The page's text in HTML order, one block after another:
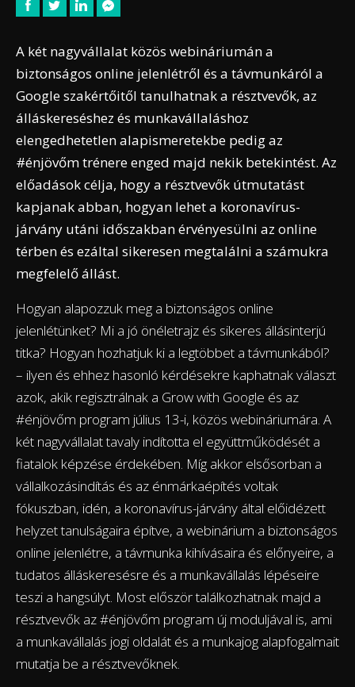
A két nagyvállalat közös webináriumán a
biztonságos online jelenlétről és a távmunkáról a
Google szakértőitől tanulhatnak a résztvevők, az
álláskereséshez és munkavállaláshoz
elengedhetetlen alapismeretekbe pedig az
#énjövőm trénere enged majd nekik betekintést. Az
előadások célja, hogy a résztvevők útmutatást
kapjanak abban, hogyan lehet a koronavírus-
járvány utáni időszakban érvényesülni az online
térben és ezáltal sikeresen megtalálni a számukra
megfelelő állást.
Hogyan alapozzuk meg a biztonságos online
jelenlétünket? Mi a jó önéletrajz és sikeres állásinterjú
titka? Hogyan hozhatjuk ki a legtöbbet a távmunkából?
– ilyen és ehhez hasonló kérdésekre kaphatnak választ
azok, akik regisztrálnak a Grow with Google és az
#énjövőm program július 13-i, közös webináriumára. A
két nagyvállalat tavaly indította el együttműködését a
fiatalok képzése érdekében. Míg akkor elsősorban a
vállalkozásindítás és az énmárkaépítés voltak
fókuszban, idén, a koronavírus-járvány által előidézett
helyzet tanulságaira építve, a webinárium a biztonságos
online jelenlétre, a távmunka kihívásaira és előnyeire, a
tudatos álláskeresésre és a munkavállalás lépéseire
teszi a hangsúlyt. Most először találkozhatnak majd a
résztvevők az #énjövőm program új moduljával is, ami
a munkavállalás jogi oldalát és a munkajog alapfogalmait
mutatja be a résztvevőknek.